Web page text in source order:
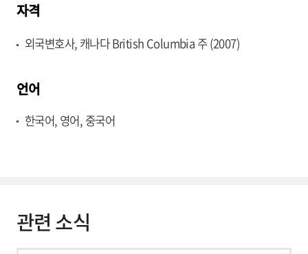
자격
외국변호사, 캐나다 British Columbia 주 (2007)
언어
한국어, 영어, 중국어
관련 소식